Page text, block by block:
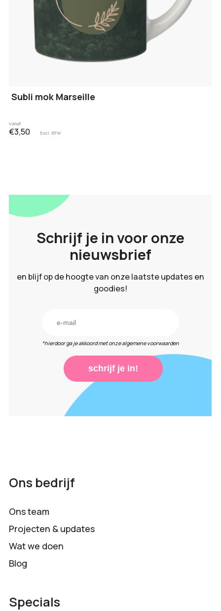
Subli mok Marseille
Vanaf
€3,50 Excl. BTW
Schrijf je in voor onze
nieuwsbrief
en blijf op de hoogte van onze laatste updates en
goodies!
*hierdoor ga je akkoord met onze algemene voorwaarden
schrijf je in!
Ons bedrijf
Ons team
Projecten & updates
Wat we doen
Blog
Specials